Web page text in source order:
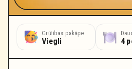
Grūtības pakāpe
Viegli 4